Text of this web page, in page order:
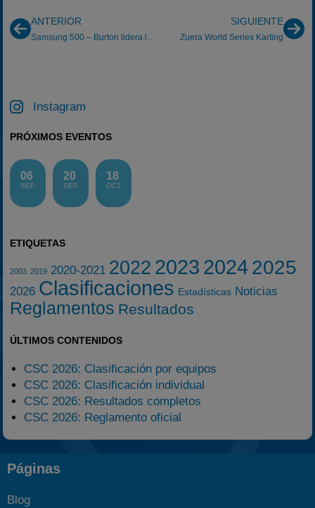
ANTERIOR
Samsung 500 – Burton lidera la vuelta precisa
SIGUIENTE
Zuera World Series Karting
Instagram
PRÓXIMOS EVENTOS
06
SEP
20
SEP
18
OCT
ETIQUETAS
2003 2019 2020-2021 2022 2023 20242025
2026 Clasificaciones Estadísticas Noticias
Reglamentos Resultados
ÚLTIMOS CONTENIDOS
CSC 2026: Clasificación por equipos
CSC 2026: Clasificación individual
CSC 2026: Resultados completos
CSC 2026: Reglamento oficial
Páginas
Blog